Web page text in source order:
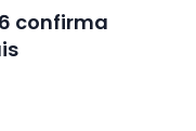
confirma